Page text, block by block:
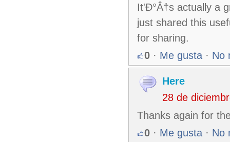
It'Ð°Â†s actually a
just shared this
for sharing.
0 · Me gusta · No
Here
28 de
Thanks again for
0 · Me gusta · No